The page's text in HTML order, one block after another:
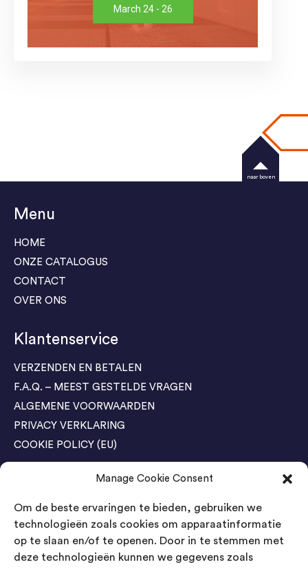
Manage Cookie Consent
Om de beste ervaringen te bieden, gebruiken we
technologieën zoals cookies om apparaatinformatie
op te slaan en/of te openen. Door in te stemmen met
deze technologieën kunnen we gegevens zoals
March 24 - 26
Menu
HOME
ONZE CATALOGUS
CONTACT
OVER ONS
Klantenservice
VERZENDEN EN BETALEN
F.A.Q. – MEEST GESTELDE VRAGEN
ALGEMENE VOORWAARDEN
PRIVACY VERKLARING
COOKIE POLICY (EU)
Agenda Trade Shows
04-05 November / SVG FAIR Winterswijk
Bestel GRATIS kaarten
Bestel GRATIS kaarten
naar boven